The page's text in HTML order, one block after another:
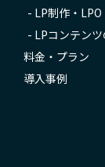
- LP制作・LPO
- LPコンテン
料金・プラン
導入事例